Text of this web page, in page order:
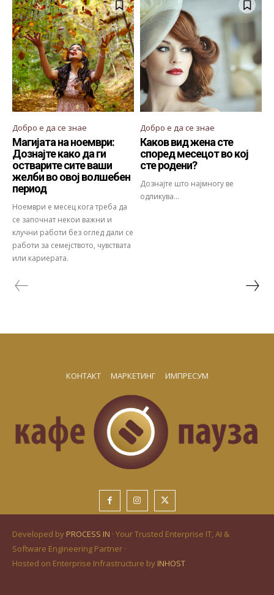
Добро е да се знае
Магијата на ноември:
Дознајте како да ги
остварите сите ваши
желби во овој волшебен
период
Ноември е месец кога треба да
се започнат некои важни и
клучни работи без оглед дали се
работи за семејството, чувствата
или кариерата.
Добро е да се знае
Каков вид жена сте
според месецот во кој
сте родени?
Дознајте што најмногу ве
одликува...
КОНТАКТ МАРКЕТИНГ ИМПРЕСУМ
Developed by PROCESS IN · Your Trusted Enterprise IT, AI &
Software Engineering Partner ·
Hosted on Enterprise Infrastructure by INHOST